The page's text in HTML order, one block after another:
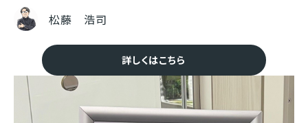
松藤 浩司
詳しくはこちら